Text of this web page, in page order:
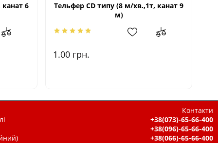
6
Тельфер CD типу (8 м/хв.,1т, канат 9
м)
1.00 грн.
Контакти
+38(073)-65-66-400
+38(096)-65-66-400
+38(066)-65-66-400